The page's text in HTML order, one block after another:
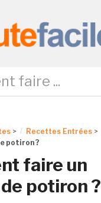
> Recettes Entrées >
potiron ?
faire un
potiron ?